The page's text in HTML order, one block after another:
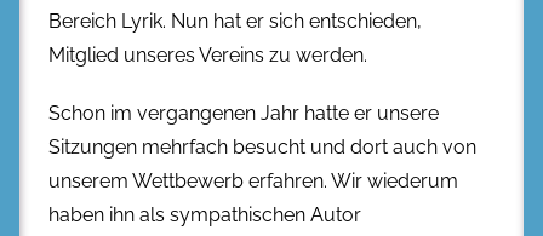
Bereich Lyrik. Nun hat er sich entschieden,
Mitglied unseres Vereins zu werden.
Schon im vergangenen Jahr hatte er unsere
Sitzungen mehrfach besucht und dort auch von
unserem Wettbewerb erfahren. Wir wiederum
haben ihn als sympathischen Autor